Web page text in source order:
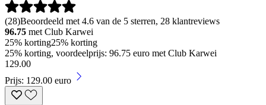
(28)Beoordeeld met 4.6 van de 5 sterren, 28 klantreviews
96.75 met Club Karwei
25% korting25% korting
25% korting, voordeelprijs: 96.75 euro met Club Karwei
129.00
Prijs: 129.00 euro